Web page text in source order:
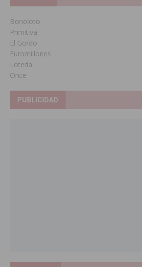
Bonoloto
Primitiva
El Gordo
Euromillones
Loteria
Once
PUBLICIDAD